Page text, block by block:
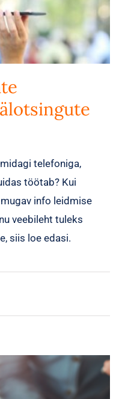
telefoniga,
töötab? Kui
info leidmise
veebileht tuleks
siis loe edasi.